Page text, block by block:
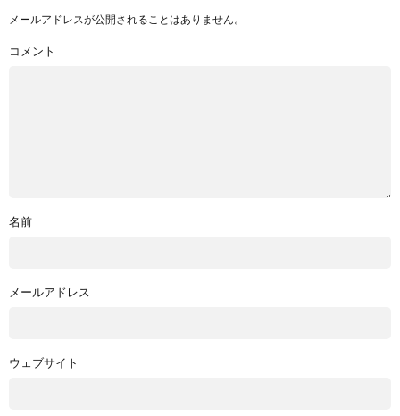
メールアドレスが公開されることはありません。
コメント
名前
メールアドレス
ウェブサイト